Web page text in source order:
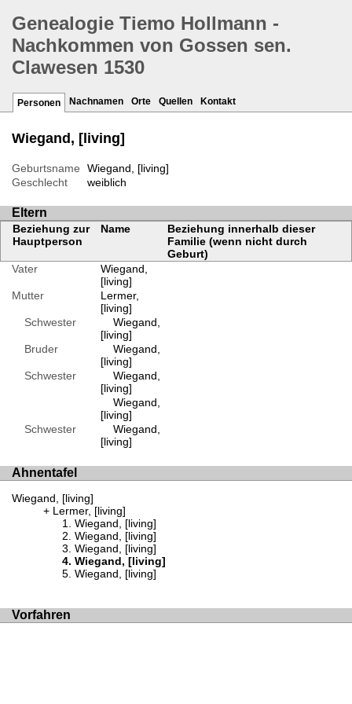
Genealogie Tiemo Hollmann -
Nachkommen von Gossen sen.
Clawesen 1530
Personen Nachnamen Orte Quellen Kontakt
Wiegand, [living]
Geburtsname
Wiegand, [living]
Geschlecht
weiblich
Eltern
Beziehung zur
Hauptperson
Name
Beziehung innerhalb dieser
Familie (wenn nicht durch
Geburt)
Vater
Wiegand,
[living]
Mutter
Lermer,
[living]
Schwester
Wiegand,
[living]
Bruder
Wiegand,
[living]
Schwester
Wiegand,
[living]
Wiegand,
[living]
Schwester
Wiegand,
[living]
Ahnentafel
Wiegand, [living]
Lermer, [living]
Wiegand, [living]
Wiegand, [living]
Wiegand, [living]
Wiegand, [living]
Wiegand, [living]
Vorfahren